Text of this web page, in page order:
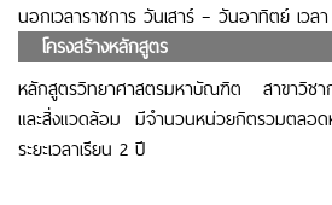
นอกเวลาราชการ วันเสาร์ – วันอาทิตย์ เวล
โครงสร้างหลักสูตร
หลักสูตรวิทยาศาสตรมหาบัณฑิต สาขาวิชาก
และสิ่งแวดล้อม มีจำนวนหน่วยกิตรวมตล
ระยะเวลาเรียน 2 ปี